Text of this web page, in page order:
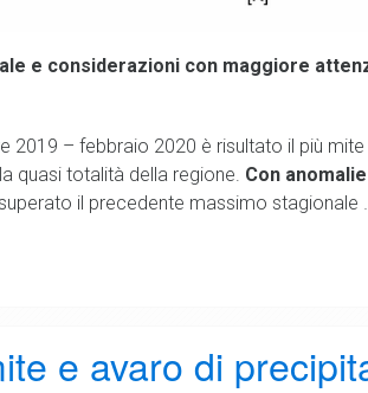
e considerazioni con maggiore
2019 – febbraio 2020 è risultato il più mite
quasi totalità della regione. Con
il precedente massimo stagionale …
e avaro di